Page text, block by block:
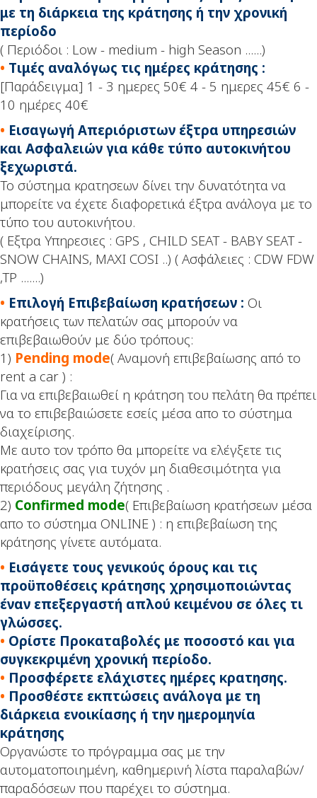
με τη διάρκεια της κράτησης ή την χρονική
περίοδο
( Περιόδοι : Low - medium - high Season ......)
• Tιμές αναλόγως τις ημέρες κράτησης :
[Παράδειγμα] 1 - 3 ημερες 50€ 4 - 5 ημερες 45€ 6 -
10 ημέρες 40€
• Εισαγωγή Απεριόριστων έξτρα υπηρεσιών
και Ασφαλειών για κάθε τύπο αυτοκινήτου
ξεχωριστά.
Το σύστημα κρατησεων δίνει την δυνατότητα να
μπορείτε να έχετε διαφορετικά έξτρα ανάλογα με το
τύπο του αυτοκινήτου.
( Εξτρα Υπηρεσιες : GPS , CHILD SEAT - BABY SEAT -
SNOW CHAINS, MAXI COSI ..) ( Ασφάλειες : CDW FDW
,TP .......)
• Επιλογή Επιβεβαίωση κρατήσεων : Οι
κρατήσεις των πελατών σας μπορούν να
επιβεβαιωθούν με δύο τρόπους:
1) Pending mode( Αναμονή επιβεβαίωσης από το
rent a car ) :
Για να επιβεβαιωθεί η κράτηση του πελάτη θα πρέπει
να το επιβεβαιώσετε εσείς μέσα απο το σύστημα
διαχείρισης.
Με αυτο τον τρόπο θα μπορείτε να ελέγξετε τις
κρατήσεις σας για τυχόν μη διαθεσιμότητα για
περιόδους μεγάλη ζήτησης .
2) Confirmed mode( Επιβεβαίωση κρατήσεων μέσα
απο το σύστημα ONLINE ) : η επιβεβαίωση της
κράτησης γίνετε αυτόματα.
• Εισάγετε τους γενικούς όρους και τις
προϋποθέσεις κράτησης χρησιμοποιώντας
έναν επεξεργαστή απλού κειμένου σε όλες τι
γλώσσες.
• Ορίστε Προκαταβολές με ποσοστό και για
συγκεκριμένη χρονική περίοδο.
• Προσφέρετε ελάχιστες ημέρες κρατησης.
• Προσθέστε εκπτώσεις ανάλογα με τη
διάρκεια ενοικίασης ή την ημερομηνία
κράτησης
Οργανώστε το πρόγραμμα σας με την
αυτοματοποιημένη, καθημερινή λίστα παραλαβών/
παραδόσεων που παρέχει το σύστημα.